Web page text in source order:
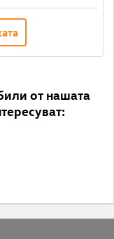
от нашата